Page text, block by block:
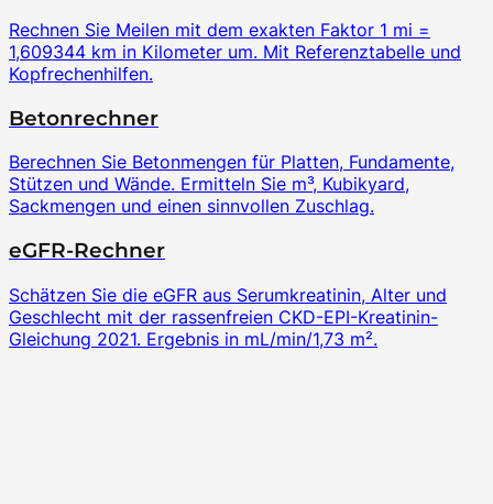
Rechnen Sie Meilen mit dem exakten Faktor 1 mi =
1,609344 km in Kilometer um. Mit Referenztabelle und
Kopfrechenhilfen.
Betonrechner
Berechnen Sie Betonmengen für Platten, Fundamente,
Stützen und Wände. Ermitteln Sie m³, Kubikyard,
Sackmengen und einen sinnvollen Zuschlag.
eGFR-Rechner
Schätzen Sie die eGFR aus Serumkreatinin, Alter und
Geschlecht mit der rassenfreien CKD-EPI-Kreatinin-
Gleichung 2021. Ergebnis in mL/min/1,73 m².